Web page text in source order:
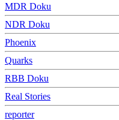
MDR Doku
NDR Doku
Phoenix
Quarks
RBB Doku
Real Stories
reporter